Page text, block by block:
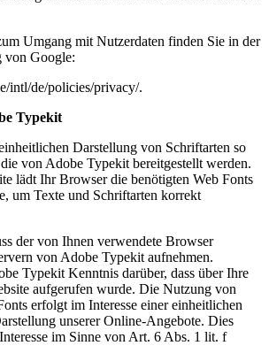
Umgang mit Nutzerdaten finden Sie in der
von Google:
intl/de/policies/privacy/.
Typekit
Darstellung von Schriftarten so
von Adobe Typekit bereitgestellt werden.
lädt Ihr Browser die benötigten Web Fonts
um Texte und Schriftarten korrekt
der von Ihnen verwendete Browser
von Adobe Typekit aufnehmen.
Typekit Kenntnis darüber, dass über Ihre
aufgerufen wurde. Die Nutzung von
erfolgt im Interesse einer einheitlichen
unserer Online-Angebote. Dies
im Sinne von Art. 6 Abs. 1 lit. f